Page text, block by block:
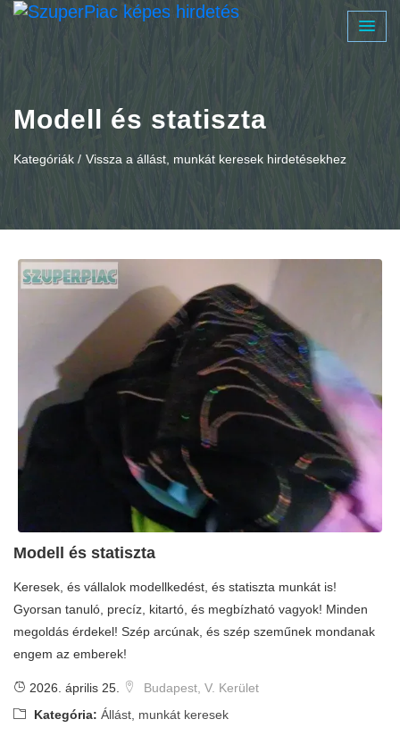
Modell és statiszta
Kategóriák / Vissza a állást, munkát keresek hirdetésekhez
Modell és statiszta
Keresek, és vállalok modellkedést, és statiszta munkát is!
Gyorsan tanuló, precíz, kitartó, és megbízható vagyok! Minden
megoldás érdekel! Szép arcúnak, és szép szeműnek mondanak
engem az emberek!
2026. április 25.
Budapest, V. Kerület
Kategória: Állást, munkát keresek